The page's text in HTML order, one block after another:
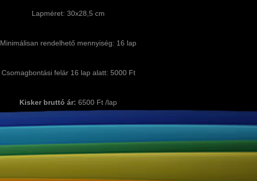
Lapméret: 30x28,5 cm
Minimálisan rendelhető mennyiség: 16 lap
Csomagbontási felár 16 lap alatt: 5000 Ft
Kisker bruttó ár: 6500 Ft /lap